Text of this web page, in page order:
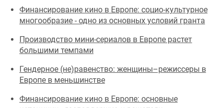
Финансирование кино в Европе: социо-культурное
многообразие - одно из основных условий гранта
Производство мини-сериалов в Европе растет
большими темпами
Гендерное (не)равенство: женщины–режиссеры в
Европе в меньшинстве
Финансирование кино в Европе: основные